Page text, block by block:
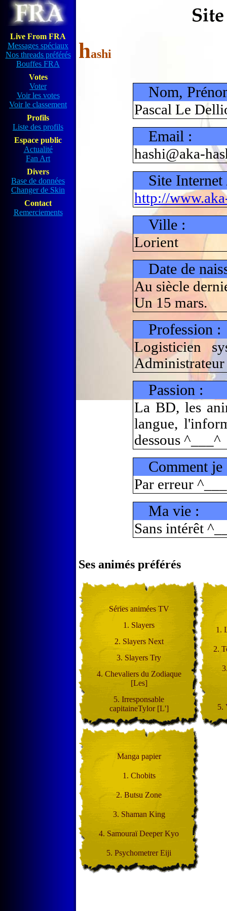
Live From FRA
Messages spéciaux
Nos threads préférés
Bouffes FRA
Votes
Voter
Voir les votes
Voir le classement
Profils
Liste des profils
Espace public
Actualité
Fan Art
Divers
Base de données
Changer de Skin
Contact
Remerciements
hashi
Nom,
Pascal Le
Email :
hashi@aka-
Site Internet
http://
Ville :
Lorient
Date de
Au siècle
Un 15 mars.
Profession :
Logisticien
Passion :
La BD, les
langue,
dessous ^___^
Comment
Par erreur
Ma vie :
Sans intérêt
Ses animés préférés
Séries animées TV
1. Slayers
2. Slayers Next
3. Slayers Try
4. Chevaliers du Zodiaque
[Les]
5. Irresponsable
capitaineTylor [L']
1.
2.
5.
Manga papier
1. Chobits
2. Butsu Zone
3. Shaman King
4. Samouraï Deeper Kyo
5. Psychometrer Eiji